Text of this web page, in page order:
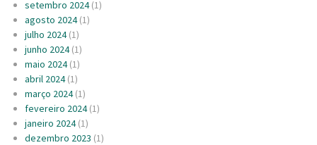
setembro 2024(1)
agosto 2024(1)
julho 2024(1)
junho 2024(1)
maio 2024(1)
abril 2024(1)
março 2024(1)
fevereiro 2024(1)
janeiro 2024(1)
dezembro 2023 (1)